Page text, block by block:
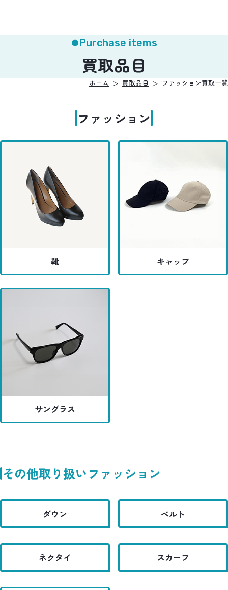
Purchase items
買取品目
ホーム 買取品目 ファッション買取一覧
ファッション
靴 キャップ
サングラス
その他取り扱いファッション
ダウン ベルト
ネクタイ スカーフ